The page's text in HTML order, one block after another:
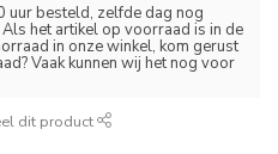
uur besteld, zelfde dag nog
het artikel op voorraad is in de
in onze winkel, kom gerust
Vaak kunnen wij het nog voor
dit product